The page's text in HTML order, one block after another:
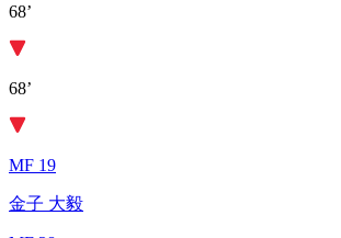
68’
68’
MF 19
金子 大毅